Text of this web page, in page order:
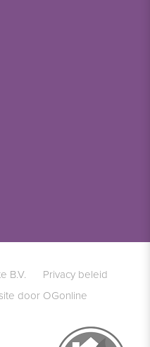
B.V.
Privacy beleid
door OGonline